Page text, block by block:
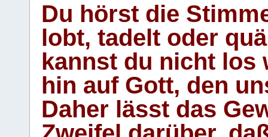
Du hörst die
lobt, tadelt oder
kannst du nicht los
hin auf Gott, den
Daher lässt das